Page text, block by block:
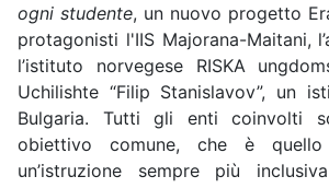
ogni studente, un nuovo progetto
protagonisti l'IIS Majorana-Maitani,
l’istituto norvegese RISKA
Uchilishte “Filip Stanislavov”, un
Bulgaria. Tutti gli enti coinvolti
obiettivo comune, che è
un’istruzione sempre più